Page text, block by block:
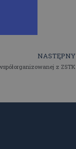
NASTĘPNY
z ZSTK